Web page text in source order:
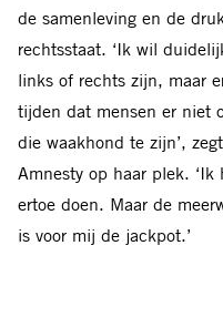
de samenleving en de
rechtsstaat. ‘Ik wil
links of rechts zijn, maar
tijden dat mensen er niet
die waakhond te zijn’,
Amnesty op haar plek.
ertoe doen. Maar de
is voor mij de jackpot.’